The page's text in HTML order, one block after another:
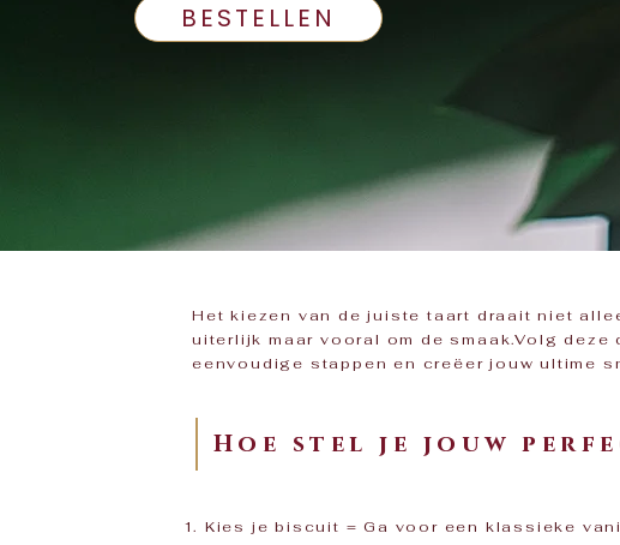
BESTELLEN
Het kiezen van de juiste taart draait niet
uiterlijk maar vooral om de smaak.Volg deze
eenvoudige stappen en creëer jouw ultime
Hoe stel je jouw
Kies je biscuit = Ga voor een klassieke